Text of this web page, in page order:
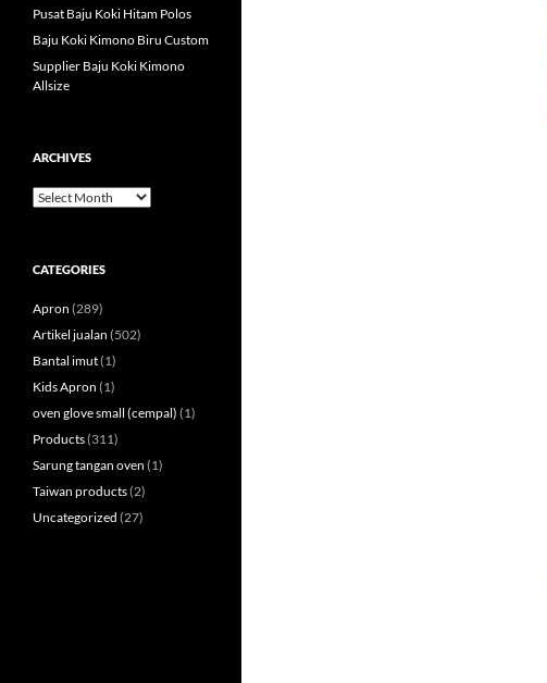
Pusat Baju Koki Hitam Polos
Baju Koki Kimono Biru Custom
Supplier Baju Koki Kimono
Allsize
ARCHIVES
Archives
CATEGORIES
Apron (289)
Artikel jualan (502)
Bantal imut(1)
Kids Apron (1)
oven glove small (cempal) (1)
Products(311)
Sarung tangan oven (1)
Taiwan products(2)
Uncategorized (27)